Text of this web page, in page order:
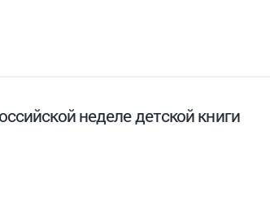
неделе детской книги